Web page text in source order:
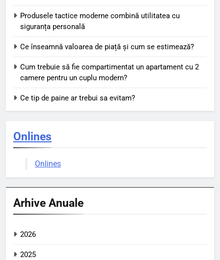
Produsele tactice moderne combină utilitatea cu
siguranța personală
Ce înseamnă valoarea de piață și cum se estimează?
Cum trebuie să fie compartimentat un apartament cu 2
camere pentru un cuplu modern?
Ce tip de paine ar trebui sa evitam?
Onlines
Onlines
Arhive Anuale
2026
2025